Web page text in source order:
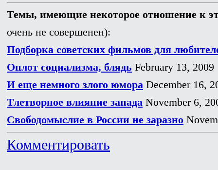
Темы, имеющие некоторое отношение к
очень не совершенен):
Подборка советских фильмов для
Оплот социализма, блядь February 13, 2009
И еще немного злого юмора December 16,
Тлетворное влияние запада November 6,
Свободомыслие в России не заразно
Комментировать